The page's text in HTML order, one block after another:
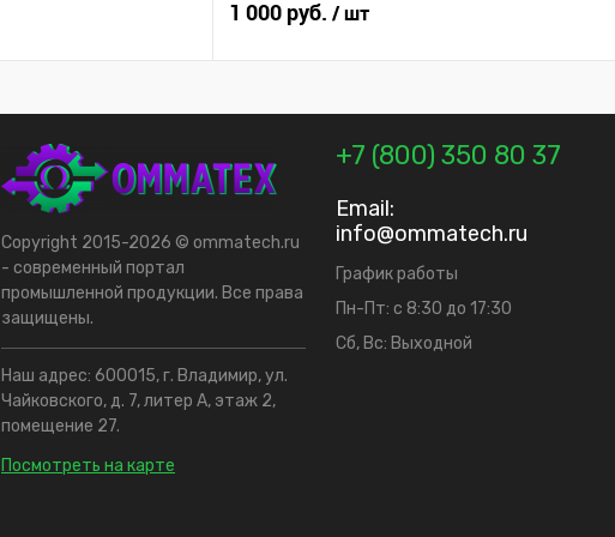
1 000 руб. / шт
Copyright 2015-2026 © ommatech.ru
- современный портал
промышленной продукции. Все права
защищены.
Наш адрес: 600015, г. Владимир, ул.
Чайковского, д. 7, литер А, этаж 2,
помещение 27.
Посмотреть на карте
+7 (800) 350 80 37
Email:
info@ommatech.ru
График работы
Пн-Пт: с 8:30 до 17:30
Сб, Вс: Выходной